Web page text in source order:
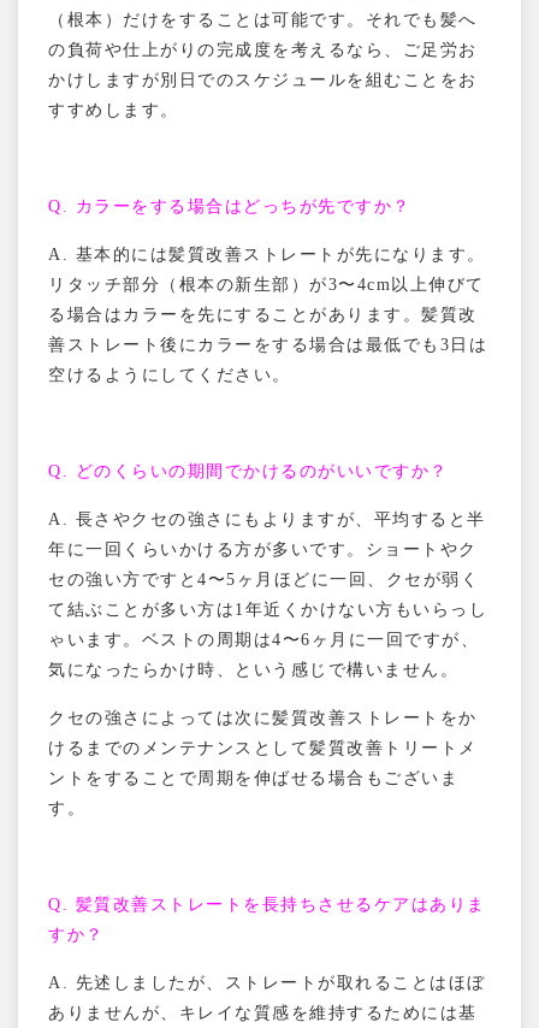
（根本）だけをすることは可能です。それでも髪へ
の負荷や仕上がりの完成度を考えるなら、ご足労お
かけしますが別日でのスケジュールを組むことをお
すすめします。
Q. カラーをする場合はどっちが先ですか？
A. 基本的には髪質改善ストレートが先になります。
リタッチ部分（根本の新生部）が3〜 4cm 以上伸びて
る場合はカラーを先にすることがあります。髪質改
善ストレート後にカラーをする場合は最低でも 3 日は
空けるようにしてください。
Q. どのくらいの期間でかけるのがいいですか？
A. 長さやクセの強さにもよりますが、平均すると半
年に一回くらいかける方が多いです。ショートやク
セの強い方ですと 4 〜5 ヶ月ほどに一回、クセが弱く
て結ぶことが多い方は 1 年近くかけない方もいらっし
ゃいます。ベストの周期は4 〜6 ヶ月に一回ですが、
気になったらかけ時、という感じで構いません。
クセの強さによっては次に髪質改善ストレートをか
けるまでのメンテナンスとして髪質改善トリートメ
ントをすることで周期を伸ばせる場合もございま
す。
Q. 髪質改善ストレートを長持ちさせるケアはありま
すか？
A. 先述しましたが、ストレートが取れることはほぼ
ありませんが、キレイな質感を維持するためには基